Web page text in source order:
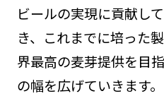
ビールの実現に貢献し
き、これまでに培った
界最高の麦芽提供を目
の幅を広げていきます。